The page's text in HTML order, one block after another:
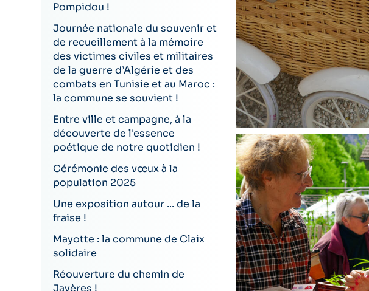
Pompidou !
Journée nationale du souvenir et
de recueillement à la mémoire
des victimes civiles et militaires
de la guerre d’Algérie et des
combats en Tunisie et au Maroc :
la commune se souvient !
Entre ville et campagne, à la
découverte de l'essence
poétique de notre quotidien !
Cérémonie des vœux à la
population 2025
Une exposition autour ... de la
fraise !
Mayotte : la commune de Claix
solidaire
Réouverture du chemin de
Jayères !